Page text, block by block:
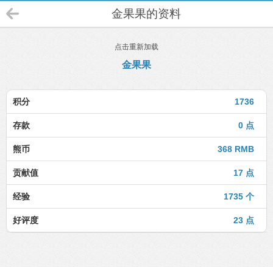
金果果的资料
点击重新加载
金果果
1736
积分
0 点
存款
368 RMB
熊币
17 点
贡献值
1735 个
经验
23 点
好评度